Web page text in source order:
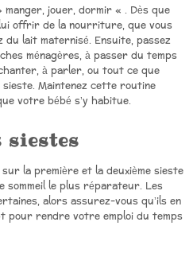
jouer, dormir « . Dès que
offrir de la nourriture, que vous
du lait maternisé. Ensuite, passez
ménagères, à passer du temps
à parler, ou tout ce que
Maintenez cette routine
votre bébé s’y habitue.
siestes
la première et la deuxième sieste
sommeil le plus réparateur. Les
alors assurez-vous qu’ils en
pour rendre votre emploi du temps